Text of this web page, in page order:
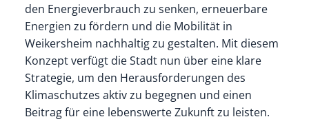
den Energieverbrauch zu senken, erneuerbare
Energien zu fördern und die Mobilität in
Weikersheim nachhaltig zu gestalten. Mit diesem
Konzept verfügt die Stadt nun über eine klare
Strategie, um den Herausforderungen des
Klimaschutzes aktiv zu begegnen und einen
Beitrag für eine lebenswerte Zukunft zu leisten.